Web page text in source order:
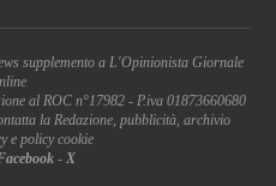
supplemento a L'Opinionista Giornale
al ROC n°17982 - P.iva 01873660680
la Redazione, pubblicità, archivio
e policy cookie
- X